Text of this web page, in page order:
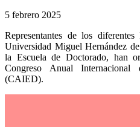
5 febrero 2025
Representantes de los
Universidad Miguel Hernández
la Escuela de Doctorado, han
Congreso Anual Internacional
(CAIED).